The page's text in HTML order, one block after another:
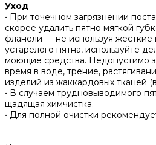
Уход
• При точечном загрязнении
скорее удалить пятно мягкой
фланели — не используя жесткие
устарелого пятна, используйте
моющие средства. Недопустимо
время в воде, трение,
изделий из жаккардовых тканей
• В случаем трудновыводимого
щадящая химчистка.
• Для полной очистки